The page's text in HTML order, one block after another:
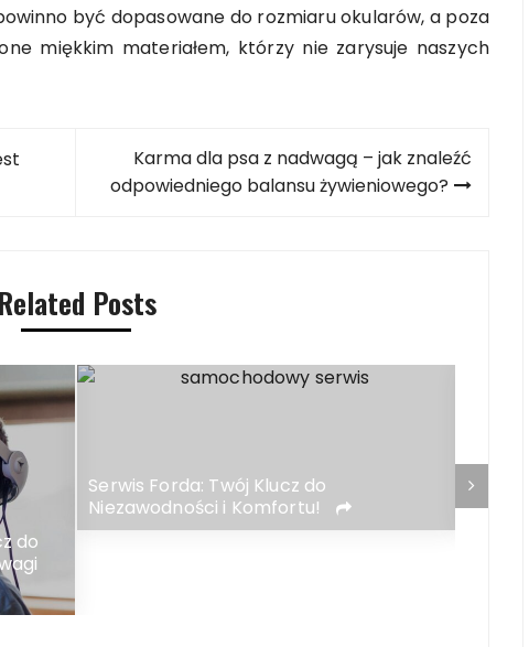
być dopasowane do rozmiaru okularów, a poza
miękkim materiałem, którzy nie zarysuje naszych
Karma dla psa z nadwagą – jak znaleźć
odpowiedniego balansu żywieniowego?
Related Posts
do
Serwis Forda: Twój Klucz do
Niezawodności i Komfortu!
Jakie